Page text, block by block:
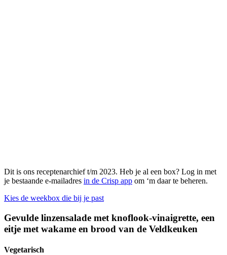
Dit is ons receptenarchief t/m 2023. Heb je al een box? Log in met
je bestaande e-mailadres in de Crisp app om ‘m daar te beheren.
Kies de weekbox die bij je past
Gevulde linzensalade met knoflook-vinaigrette, een
eitje met wakame en brood van de Veldkeuken
Vegetarisch